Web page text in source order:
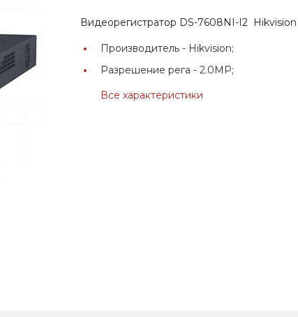
Видеорегистратор DS-7608NI-I2 Hikvision
Производитель - Hikvision;
Разрешение рега -2.0MP;
Все характеристики